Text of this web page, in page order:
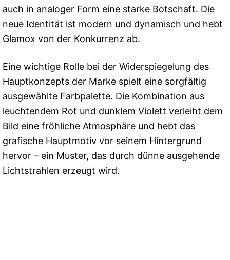
auch in analoger Form eine starke Botschaft. Die
neue Identität ist modern und dynamisch und hebt
Glamox von der Konkurrenz ab.
Eine wichtige Rolle bei der Widerspiegelung des
Hauptkonzepts der Marke spielt eine sorgfältig
ausgewählte Farbpalette. Die Kombination aus
leuchtendem Rot und dunklem Violett verleiht dem
Bild eine fröhliche Atmosphäre und hebt das
grafische Hauptmotiv vor seinem Hintergrund
hervor – ein Muster, das durch dünne ausgehende
Lichtstrahlen erzeugt wird.